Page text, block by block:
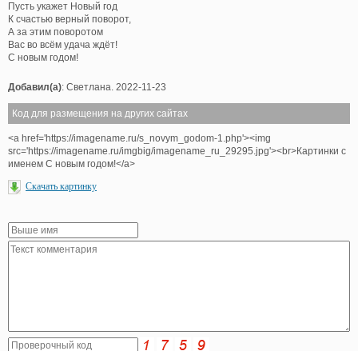
Пусть укажет Новый год
К счастью верный поворот,
А за этим поворотом
Вас во всём удача ждёт!
С новым годом!
Добавил(а): Светлана. 2022-11-23
Код для размещения на других сайтах
<a href='https://imagename.ru/s_novym_godom-1.php'><img
src='https://imagename.ru/imgbig/imagename_ru_29295.jpg'><br>Картинки с
именем С новым годом!</a>
Скачать картинку